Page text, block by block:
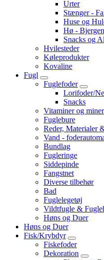
Urter
Stænger -
Huse og
Hø -
Snacks og
Hvilesteder
Køleprodukter
Kovaline
Fugl
Fuglefoder
Lorifoder/
Snacks
Vitaminer og
Fuglebure
Reder, Materialer
Vand -
Bundlag
Fugleringe
Siddepinde
Fangstnet
Diverse tilbehør
Bad
Fuglelegetøj
Vildtfugle &
Høns og Duer
Høns og Duer
Fisk/Krybdyr
Fiskefoder
Dekoration